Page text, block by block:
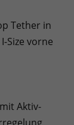
Tether in
Size vorne
Aktiv-